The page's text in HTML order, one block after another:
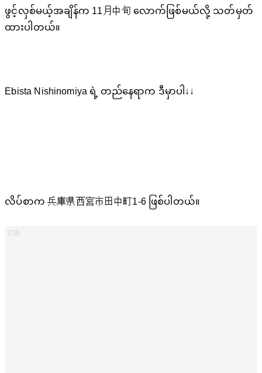
ဖွင့်လှစ်မယ့်အချိန်က 11月中旬 လောက်ဖြစ်မယ်လို့ သတ်မှတ်
ထားပါတယ်။
Ebista Nishinomiya ရဲ့ တည်နေရာက ဒီမှာပါ↓↓
လိပ်စာက 兵庫県西宮市田中町1-6 ဖြစ်ပါတယ်။